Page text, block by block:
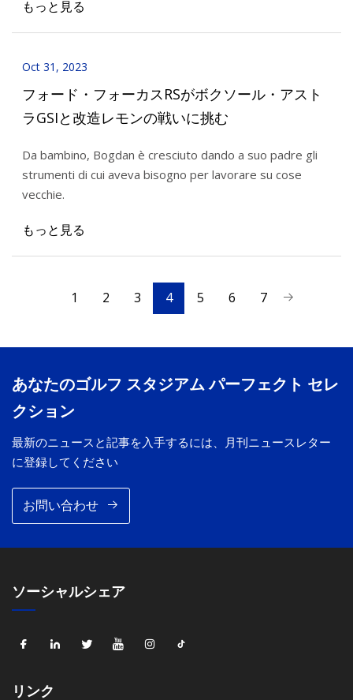
もっと見る
Oct 31, 2023
フォード・フォーカスRSがボクソール・アスト
ラGSIと改造レモンの戦いに挑む
Da bambino, Bogdan è cresciuto dando a suo padre gli
strumenti di cui aveva bisogno per lavorare su cose
vecchie.
もっと見る
1 2 3 4 5 6 7
あなたのゴルフ スタジアム パーフェクト セレ
クション
最新のニュースと記事を入手するには、月刊ニュースレター
に登録してください
お問い合わせ
ソーシャルシェア
リンク